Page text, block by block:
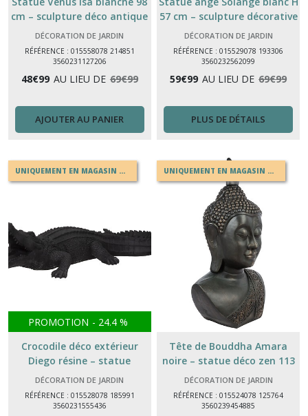
cm – sculpture déco antique
pour jardin & intérieur
DÉCORATION DE JARDIN
RÉFÉRENCE : 015558078 214851
3560231127206
48€99 AU LIEU DE 69€99
AJOUTER AU PANIER
57 cm – sculpture décorative
extérieure
DÉCORATION DE JARDIN
RÉFÉRENCE : 015529078 193306
3560232562099
59€99 AU LIEU DE 69€99
PLUS DE DÉTAILS
UNIQUEMENT EN MAGASIN OU EN DRIVE
PROMOTION - 24.4 %
Crocodile déco extérieur
Diego résine – statue
animale 100 cm jardin &
intérieur
DÉCORATION DE JARDIN
RÉFÉRENCE : 015528078 185991
3560231555436
UNIQUEMENT EN MAGASIN OU EN DRIVE
Tête de Bouddha Amara
noire – statue déco zen 113
cm pour intérieur ou terrasse
couverte
DÉCORATION DE JARDIN
RÉFÉRENCE : 015524078 125764
3560239454885